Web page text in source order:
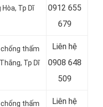
, Tp Dĩ
0912 655
679
thấm
, Tp Dĩ
Liên hệ
0908 648
509
thấm
Liên hệ